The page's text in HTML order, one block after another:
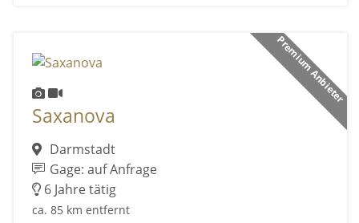
Premium Anbieter
Saxanova
Darmstadt
Gage: auf Anfrage
6 Jahre tätig
ca. 85 km entfernt